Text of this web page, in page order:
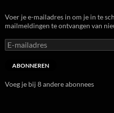
Voer je e-mailadres in om je in te
mailmeldingen te ontvangen van
E-
mailadres
ABONNEREN
Voeg je bij 8 andere abonnees